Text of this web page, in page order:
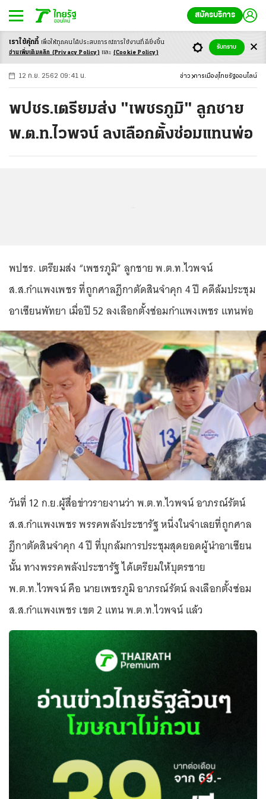
สมัครบริการ
-ก ก ก+
12 ก.ย. 2562 09:41 น. ข่าว การเมือง ไทยรัฐออนไลน์
พปชร.เตรียมส่ง "เพชรภูมิ" ลูกชาย
พ.ต.ท.ไวพจน์ ลงเลือกตั้งซ่อมแทนพ่อ
พปชร. เตรียมส่ง “เพชรภูมิ” ลูกชาย พ.ต.ท.ไวพจน์
ส.ส.กำแพงเพชร ที่ถูกศาลฎีกาตัดสินจำคุก 4 ปี คดีล้มประชุม
อาเซียนพัทยา เมื่อปี 52 ลงเลือกตั้งซ่อมกำแพงเพชร แทนพ่อ
วันที่ 12 ก.ย.ผู้สื่อข่าวรายงานว่า พ.ต.ท.ไวพจน์ อาภรณ์รัตน์
ส.ส.กำแพงเพชร พรรคพลังประชารัฐ หนึ่งในจำเลยที่ถูกศาล
ฎีกาตัดสินจำคุก 4 ปี ที่บุกล้มการประชุมสุดยอดผู้นำอาเซียน
นั้น ทางพรรคพลังประชารัฐ ได้เตรียมให้บุตรชาย
พ.ต.ท.ไวพจน์ คือ นายเพชรภูมิ อาภรณ์รัตน์ ลงเลือกตั้งซ่อม
ส.ส.กำแพงเพชร เขต 2 แทน พ.ต.ท.ไวพจน์ แล้ว
เราใช้คุ้กกี้ เพื่อให้ทุกคนได้ประสบการณ์การใช้งานที่ดียิ่งขึ้น
อ่านเพิ่มเติมคลิก (Privacy Policy) และ (Cookie Policy)
รับทราบ